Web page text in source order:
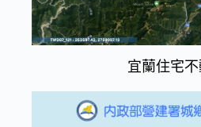
宜蘭住宅